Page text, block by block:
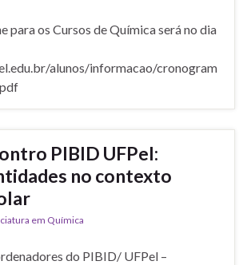
para os Cursos de Química será no dia
alunos/informacao/cronogram
PIBID UFPel:
no contexto
em Química
do PIBID/ UFPel –